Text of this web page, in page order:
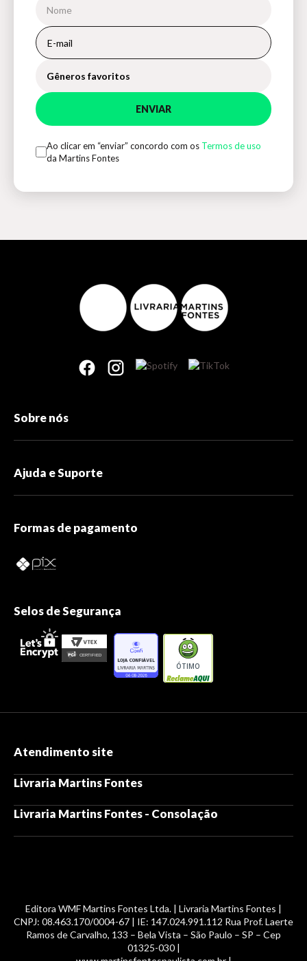
Gêneros favoritos
ENVIAR
Ao clicar em “enviar” concordo com os Termos de uso
da Martins Fontes
Sobre nós
Ajuda e Suporte
Formas de pagamento
Selos de Segurança
ÓTIMO
Atendimento site
Livraria Martins Fontes
Livraria Martins Fontes - Consolação
Editora WMF Martins Fontes Ltda. | Livraria Martins Fontes |
CNPJ: 08.463.170/0004-67 | IE: 147.024.991.112 Rua Prof. Laerte
Ramos de Carvalho, 133 – Bela Vista – São Paulo – SP – Cep
01325-030 |